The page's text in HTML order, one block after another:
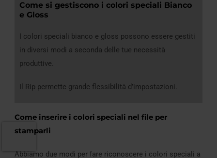
Come si gestiscono i colori speciali Bianco
e Gloss
I colori speciali bianco e gloss possono essere gestiti
in diversi modi a seconda delle tue necessità
produttive.
Il Rip permette grande flessibilità d’impostazioni.
Come inserire i colori speciali nel file per
stamparli
Abbiamo due modi per fare riconoscere i colori speciali a